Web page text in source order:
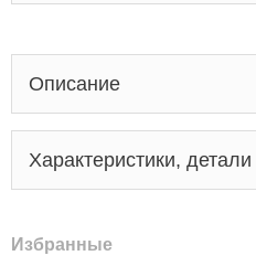
Описание
Характеристики, детали
Избранные